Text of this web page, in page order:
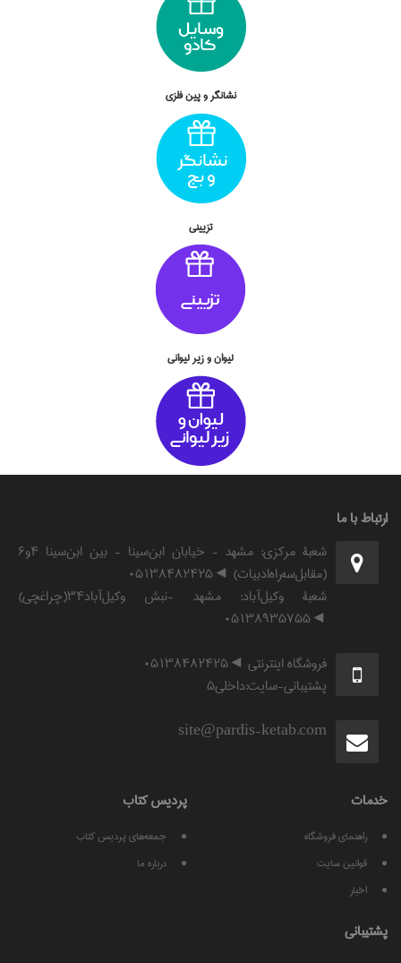
نشانگر و پين فلزي
تزييني
ليوان و زير ليواني
ارتباط با ما
شعبۀ مرکزی: مشهد - خیابان ابن‌سینا - بین ابن‌سینا ۴و۶
(مقابل‌سه‌راه‌ادبیات) ◄۰۵۱۳۸۴۸۲۴۲۵
شعبۀ وکیل‌آباد: مشهد -نبش وکیل‌آباد۳۴(چراغچی)
◄۰۵۱۳۸۹۳۵۷۵۵
فروشگاه اینترنتی ◄۰۵۱۳۸۴۸۲۴۲۵
پشتیبانی-سایت:داخلی۵
site@pardis-ketab.com
خدمات
راهنمای فروشگاه
قوانين سايت
اخبار
پرديس كتاب
جمعه‌های پردیس کتاب
درباره ما
پشتيبانی